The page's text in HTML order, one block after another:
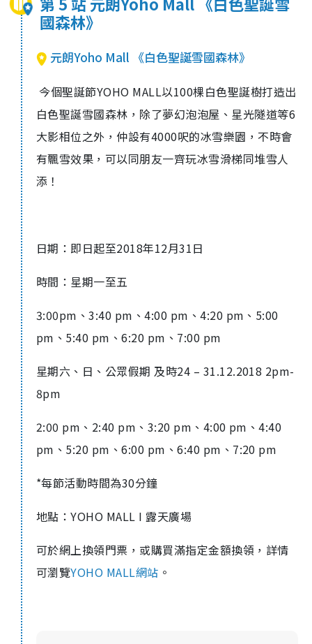
國森林》
元朗Yoho Mall 《白色聖誕雪國森林》
今個聖誕節YOHO MALL以100棵白色聖誕樹打造出
白色聖誕雪國森林，除了夢幻泡泡屋、星光隧道等6
大影相位之外，仲設有4000呎的冰雪樂園，不時會
有飄雪效果，可以同朋友一齊玩冰雪滑梯同堆雪人
添 ！
日期：即日起至2018年12月31日
時間：星期一至五
3:00pm 、3:40 pm 、4:00 pm 、4:20 pm 、 5:00
pm 、 5:40 pm 、6:20 pm 、 7:00 pm
星期六、日、公眾假期 及時24 – 31.12.2018 2pm-
8pm
2:00 pm 、 2:40 pm 、 3:20 pm 、 4:00 pm 、4:40
pm 、 5:20 pm 、6:00 pm 、6:40 pm 、 7:20 pm
*每節活動時間為30分鐘
地點：YOHO MALL I 露天廣場
可於網上換領門票，或購買滿指定金額換領，詳情
可瀏覽YOHO MALL網站 。